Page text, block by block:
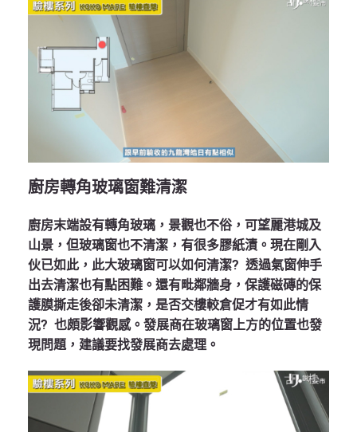
廚房轉角玻璃窗難清潔
廚房末端設有轉角玻璃，景觀也不俗，可望麗港城及
山景，但玻璃窗也不清潔，有很多膠紙漬。現在剛入
伙已如此，此大玻璃窗可以如何清潔? 透過氣窗伸手
出去清潔也有點困難。還有毗鄰牆身，保護磁磚的保
護膜撕走後卻未清潔，是否交樓較倉促才有如此情
況? 也頗影響觀感。發展商在玻璃窗上方的位置也發
現問題，建議要找發展商去處理。